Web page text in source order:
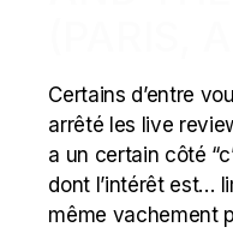
Certains d’entre
arrêté les live
a un certain côté
dont l’intérêt est…
même vachement